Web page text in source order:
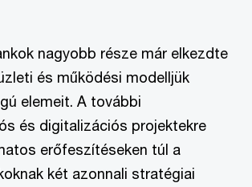
nagyobb része már elkezdte
és működési modelljük
elemeit. A további
és digitalizációs projektekre
erőfeszítéseken túl a
két azonnali stratégiai